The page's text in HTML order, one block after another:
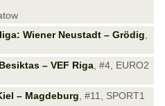
Wiener Neustadt – Grödig
– VEF Riga , #4, EURO2
– Magdeburg , #11, SPORT1